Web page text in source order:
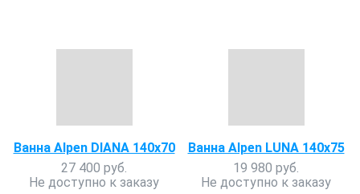
Ванна Alpen DIANA 140x70
27 400 руб.
Не доступно к заказу
Ванна Alpen LUNA 140x75
19 980 руб.
Не доступно к заказу